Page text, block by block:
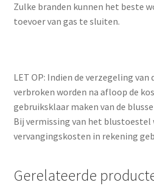
Zulke branden kunnen het beste
toevoer van gas te sluiten.
LET OP: Indien de verzegeling van
verbroken worden na afloop de
gebruiksklaar maken van de
Bij vermissing van het blustoestel
vervangingskosten in rekening
Gerelateerde